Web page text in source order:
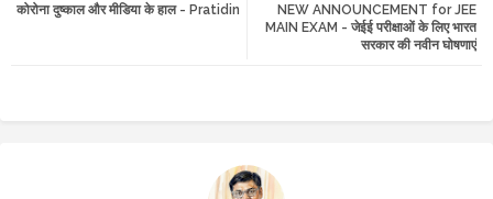
tte ats
NEW ANNOUNCEMENT for JEE
MAIN EXAM - जेईई परीक्षाओं के लिए भारत
सरकार की नवीन घोषणाएं
कोरोना दुष्काल और मीडिया के हाल - Pratidin